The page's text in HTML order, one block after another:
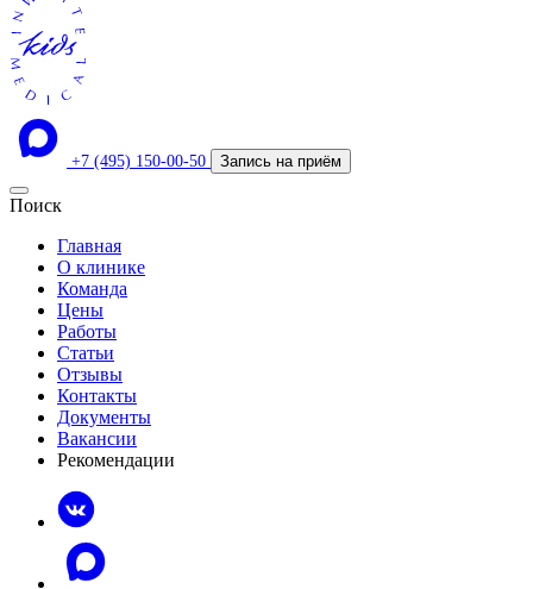
+7 (495) 150-00-50 Запись на приём
Поиск
Главная
О клинике
Команда
Цены
Работы
Статьи
Отзывы
Контакты
Документы
Вакансии
Рекомендации